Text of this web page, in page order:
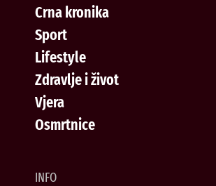
Crna kronika
Sport
Lifestyle
Zdravlje i život
Vjera
Osmrtnice
INFO